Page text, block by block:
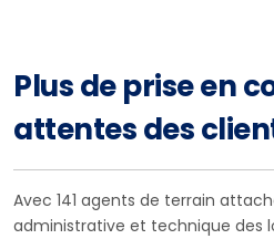
Plus de prise en
attentes des
Avec 141 agents de terrain
administrative et technique des